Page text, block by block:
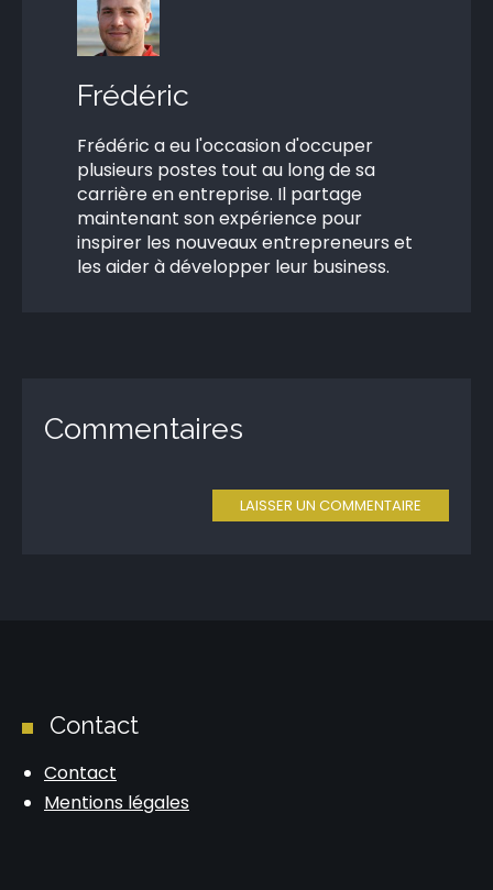
Frédéric
Frédéric a eu l'occasion d'occuper
plusieurs postes tout au long de sa
carrière en entreprise. Il partage
maintenant son expérience pour
inspirer les nouveaux entrepreneurs et
les aider à développer leur business.
Commentaires
LAISSER UN COMMENTAIRE
Contact
Contact
Mentions légales